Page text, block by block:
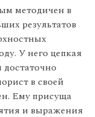
методичен в
результатов
У него цепкая
в своей
Ему присуща
и выражения